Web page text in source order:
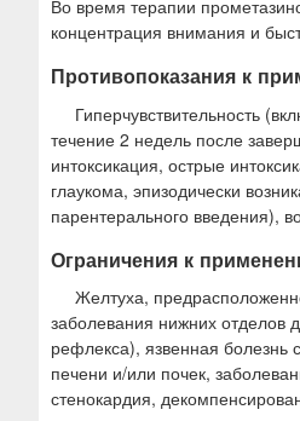
Во время терапии
концентрация внимания и
Противопоказания к
Гиперчувствительность
течение 2 недель после
интоксикация, острые
глаукома, эпизодически
парентерального введения),
Ограничения к
Желтуха,
заболевания нижних отделов
рефлекса), язвенная болезнь
печени и/или почек,
стенокардия,